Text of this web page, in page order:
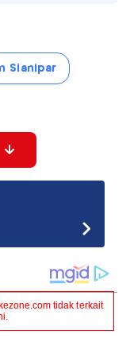
Sianipar